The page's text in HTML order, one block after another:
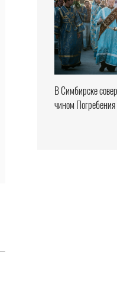
В Симбирске
чином